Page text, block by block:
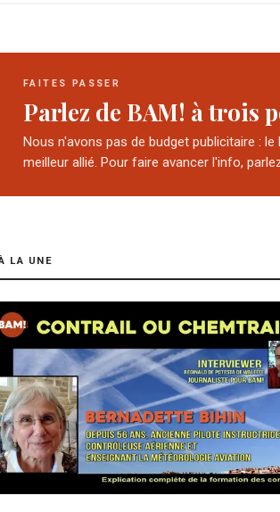
FAITES PASSER
Parlez de BAM! à trois
Nous n'avons pas de budget publicitaire :
meilleur allié. Pour faire avancer l'info,
LA UNE